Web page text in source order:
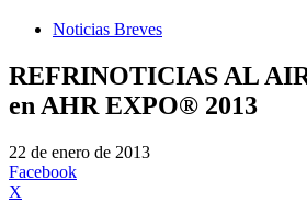
Noticias Breves
REFRINOTICIAS AL
en AHR EXPO® 2013
22 de enero de 2013
Facebook
X